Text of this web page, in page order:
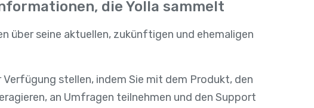
die Yolla sammelt
über seine aktuellen, zukünftigen und ehemaligen
stellen, indem Sie mit dem Produkt, den
an Umfragen teilnehmen und den Support